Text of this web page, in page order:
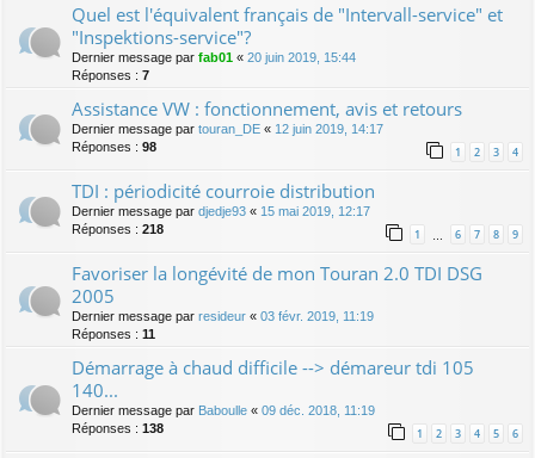
Quel est l'équivalent français de "Intervall-service" et
"Inspektions-service"?
Dernier message par fab01 « 20 juin 2019, 15:44
Réponses : 7
Assistance VW : fonctionnement, avis et retours
Dernier message par touran_DE « 12 juin 2019, 14:17
Réponses : 98 1 2 3 4
TDI : périodicité courroie distribution
Dernier message par djedje93 « 15 mai 2019, 12:17
Réponses : 218 1 6 7 8 9
Favoriser la longévité de mon Touran 2.0 TDI DSG
2005
Dernier message par resideur « 03 févr. 2019, 11:19
Réponses : 11
Démarrage à chaud difficile --> démareur tdi 105
140...
Dernier message par Baboulle « 09 déc. 2018, 11:19
Réponses : 138 1 2 3 4 5 6